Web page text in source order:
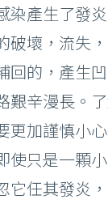
染產生了發
破壞，流失
回的，產生
艱辛漫長。
更加謹慎小
使只是一顆
它任其發炎